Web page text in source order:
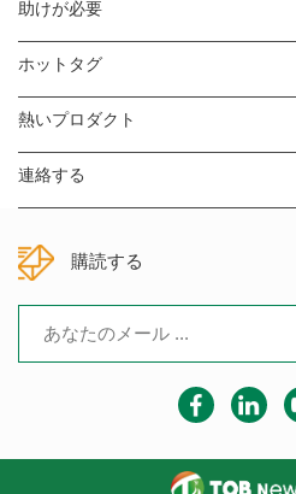
助けが必要
ホットタグ
熱いプロダクト
連絡する
購読する